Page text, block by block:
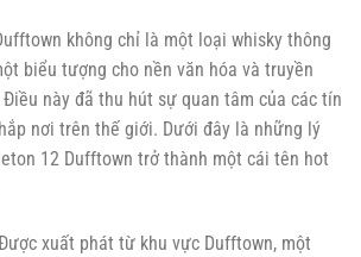
không chỉ là một loại whisky thông
biểu tượng cho nền văn hóa và truyền
này đã thu hút sự quan tâm của các tín
nơi trên thế giới. Dưới đây là những lý
12 Dufftown trở thành một cái tên hot
xuất phát từ khu vực Dufftown, một